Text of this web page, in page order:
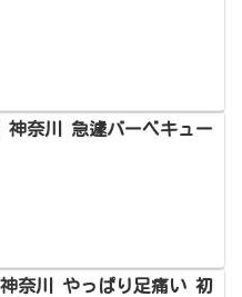
神奈川 急遽バーベキュー
奈川 やっぱり足痛い 初